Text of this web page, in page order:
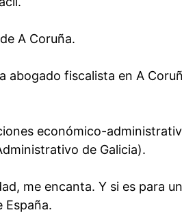
A Coruña.
abogado fiscalista en A
económico-
de Galicia).
me encanta. Y si es para
España.